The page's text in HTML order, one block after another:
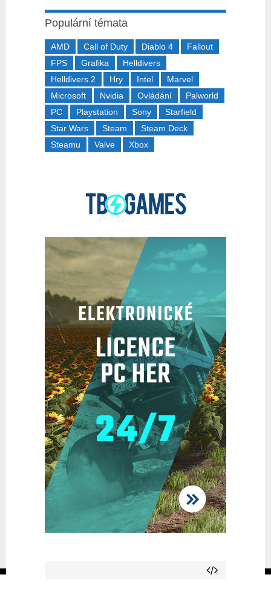
Populární témata
AMD Call of Duty Diablo 4
Fallout
FPS
Grafika
Helldivers
Helldivers 2
Hry Intel
Marvel
Microsoft
Nvidia Ovládání
Palworld
PC
Playstation Sony
Starfield
Star Wars
Steam
Steam Deck
Steamu
Valve Xbox